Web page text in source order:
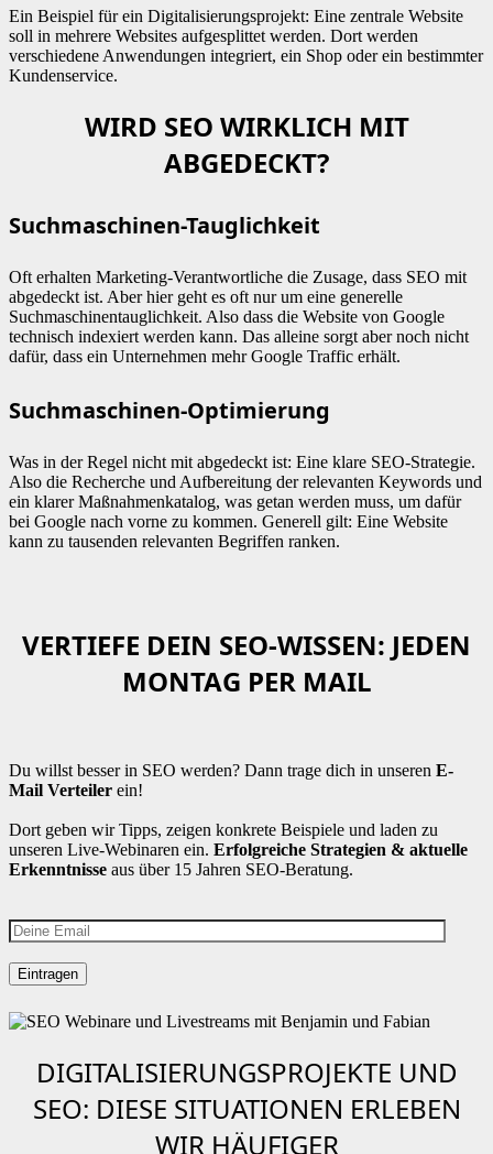
Ein Beispiel für ein Digitalisierungsprojekt: Eine zentrale Website
soll in mehrere Websites aufgesplittet werden. Dort werden
verschiedene Anwendungen integriert, ein Shop oder ein bestimmter
Kundenservice.
WIRD SEO WIRKLICH MIT
ABGEDECKT?
Suchmaschinen-Tauglichkeit
Oft erhalten Marketing-Verantwortliche die Zusage, dass SEO mit
abgedeckt ist. Aber hier geht es oft nur um eine generelle
Suchmaschinentauglichkeit. Also dass die Website von Google
technisch indexiert werden kann. Das alleine sorgt aber noch nicht
dafür, dass ein Unternehmen mehr Google Traffic erhält.
Suchmaschinen-Optimierung
Was in der Regel nicht mit abgedeckt ist: Eine klare SEO-Strategie.
Also die Recherche und Aufbereitung der relevanten Keywords und
ein klarer Maßnahmenkatalog, was getan werden muss, um dafür
bei Google nach vorne zu kommen. Generell gilt: Eine Website
kann zu tausenden relevanten Begriffen ranken.
VERTIEFE DEIN SEO-WISSEN: JEDEN
MONTAG PER MAIL
Du willst besser in SEO werden? Dann trage dich in unseren E-
Mail Verteiler ein!
Dort geben wir Tipps, zeigen konkrete Beispiele und laden zu
unseren Live-Webinaren ein. Erfolgreiche Strategien & aktuelle
Erkenntnisse aus über 15 Jahren SEO-Beratung.
DIGITALISIERUNGSPROJEKTE UND
SEO: DIESE SITUATIONEN ERLEBEN
WIR HÄUFIGER